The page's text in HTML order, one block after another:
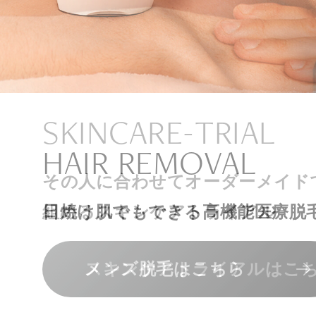
SIGNATURE
リラックスできる落ち着いた空間
上質な美容医療サービスを提供し
人気メニューはこちら
HAIR REMOVAL
日焼け肌でもできる高機能医療脱
メンズ脱毛はこちら
SKINCARE-TRIAL
その人に合わせてオーダーメイド
組めるスキンケアトライアル
スキンケアトライアルはこ
PHILOSOPHY
“男性”特化の美容
コンセプトはこちら
ナチュラル アンチエイ
内側から若々しく健康な身体へ
エクソソーム療法はこちら
NAD+点滴はこちら
INVITATION
メンバーシップを、最高のギフト
メンバーシップのご案内